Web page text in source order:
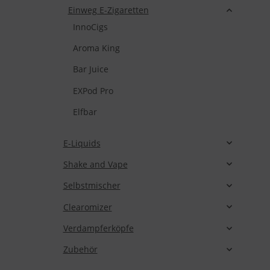
Einweg E-Zigaretten
InnoCigs
Aroma King
Bar Juice
EXPod Pro
Elfbar
E-Liquids
Shake and Vape
Selbstmischer
Clearomizer
Verdampferköpfe
Zubehör